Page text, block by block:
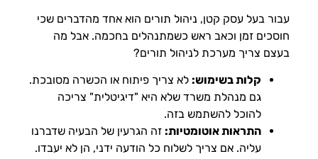
עבור בעל עסק קטן, ניהול תורים הוא אחד מהדברים שכי
חוסכים זמן וכאב ראש כשמתנהלים בחכמה. אבל מה
בעצם צריך מערכת לניהול תורים?
קלות בשימוש: לא צריך פיתוח או הכשרה מסובכת.
גם מנהלת משרד שלא היא "דיגיטלית" צריכה
להוכל להשתמש בזה.
התראות אוטומטיות: זה הגרעין של הבעיה שדברנו
עליה. אם צריך לשלוח כל הודעה ידני, הן לא יעבדו.